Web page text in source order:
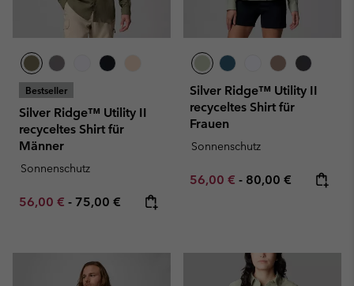
Bestseller
Silver Ridge™ Utility II
recyceltes Shirt für
Männer
Sonnenschutz
Minimum sale price:
56,00 € - Maximum price:
75,00 €
Silver Ridge™ Utility II
recyceltes Shirt für
Frauen
Sonnenschutz
Minimum sale price:
56,00 € - Maximum price:
80,00 €